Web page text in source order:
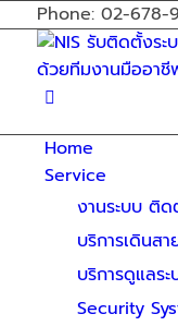
Phone: 02-678-
Home
Service
งานระบบ ติด
บริการเดิน
บริการดูแลร
Security